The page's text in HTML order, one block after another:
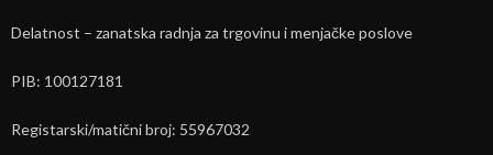
Delatnost – zanatska radnja za trgovinu i menjačke poslove
PIB: 100127181
Registarski/matični broj: 55967032